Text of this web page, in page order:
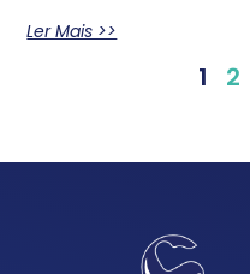
Ler Mais >>
1 2